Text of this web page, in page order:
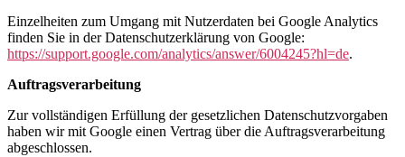
Einzelheiten zum Umgang mit Nutzerdaten bei Google Analytics
finden Sie in der Datenschutzerklärung von Google:
https://support.google.com/analytics/answer/6004245?hl=de.
Auftragsverarbeitung
Zur vollständigen Erfüllung der gesetzlichen Datenschutzvorgaben
haben wir mit Google einen Vertrag über die Auftragsverarbeitung
abgeschlossen.